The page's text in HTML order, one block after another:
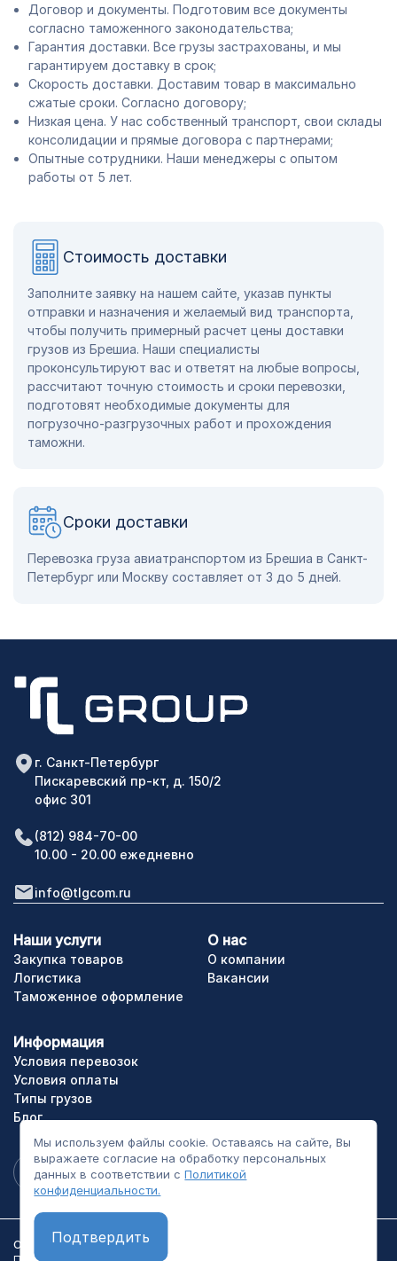
Договор и документы. Подготовим все документы
согласно таможенного законодательства;
Гарантия доставки. Все грузы застрахованы, и мы
гарантируем доставку в срок;
Скорость доставки. Доставим товар в максимально
сжатые сроки. Согласно договору;
Низкая цена. У нас собственный транспорт, свои склады
консолидации и прямые договора с партнерами;
Опытные сотрудники. Наши менеджеры с опытом
работы от 5 лет.
Стоимость доставки
Заполните заявку на нашем сайте, указав пункты
отправки и назначения и желаемый вид транспорта,
чтобы получить примерный расчет цены доставки
грузов из Брешиа. Наши специалисты
проконсультируют вас и ответят на любые вопросы,
рассчитают точную стоимость и сроки перевозки,
подготовят необходимые документы для
погрузочно-разгрузочных работ и прохождения
таможни.
Сроки доставки
Перевозка груза авиатранспортом из Брешиа в Санкт-
Петербург или Москву составляет от 3 до 5 дней.
Мы используем файлы cookie. Оставаясь на сайте, Вы
выражаете согласие на обработку персональных
данных в соответствии сПолитикой
конфиденциальности.
Подтвердить
г. Санкт-Петербург
Пискаревский пр-кт, д. 150/2
офис 301
(812) 984-70-00
10.00 - 20.00 ежедневно
info@tlgcom.ru
Закупка товаров
Наши услуги
Логистика
Таможенное оформление
О нас
О компании
Вакансии
Информация
Условия перевозок
Условия оплаты
Типы грузов
Блог
ООО «ТЛГрупп». Все права сайта защищены.